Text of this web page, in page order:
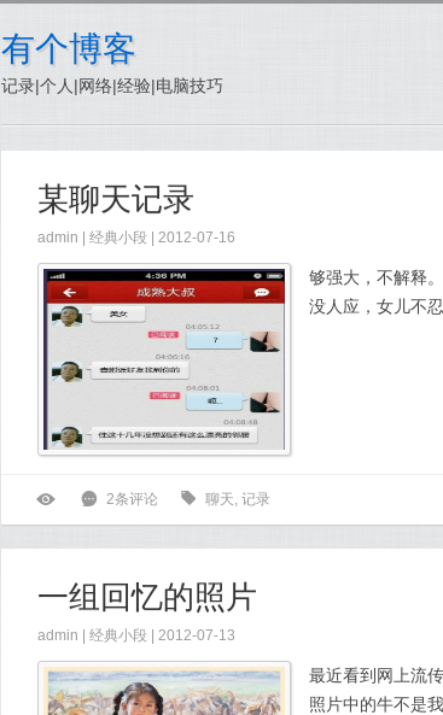
有个博客
记录|个人|网络|经验|电脑技巧
某聊天记录
admin | 经典小段 | 2012-07-16
够强大，不解释
没人应，女儿不
ė 6 2条评论 0 聊天, 记录
一组回忆的照片
admin | 经典小段 | 2012-07-13
最近看到网上流
照片中的牛不是